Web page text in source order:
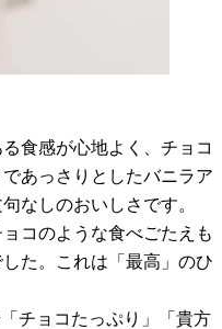
食感が心地よく、チョコ
あっさりとしたバニラア
なしのおいしさです。
コのような食べごたえも
た。これは「最高」のひ
チョコたっぷり」「貴方